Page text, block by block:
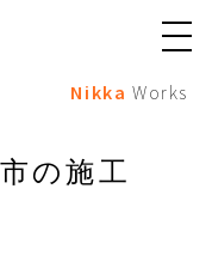
メ
ュ
Nikka Works
の施工